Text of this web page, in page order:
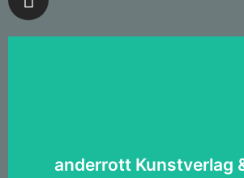
anderrott Kunstverlag